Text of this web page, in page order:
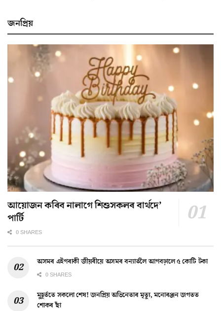
জনপ্ৰিয়
আয়োজন কৰিব নালাগে শিশুসকলৰ বাৰ্থদে’
পাৰ্টি
0 SHARES
অসমৰ এইগৰাকী জীয়ৰীয়ে অসমৰ বন্যাৰ্তলৈ আগবঢ়ালে ৫ কোটি টকা
0 SHARES
মুহূৰ্ততে সকলো শেষ! জনপ্ৰিয় অভিনেতাৰ মৃত্যু, মনোৰঞ্জন জগতত
শোকৰ ছাঁ